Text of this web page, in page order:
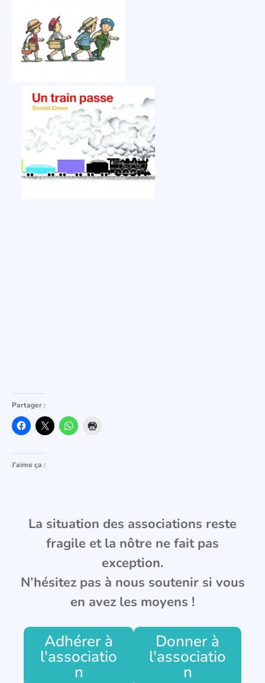
Partager :
J’aime ça :
La situation des associations reste
fragile et la nôtre ne fait pas
exception.
N’hésitez pas à nous soutenir si vous
en avez les moyens !
Adhérer à
l'associatio
n
Donner à
l'associatio
n